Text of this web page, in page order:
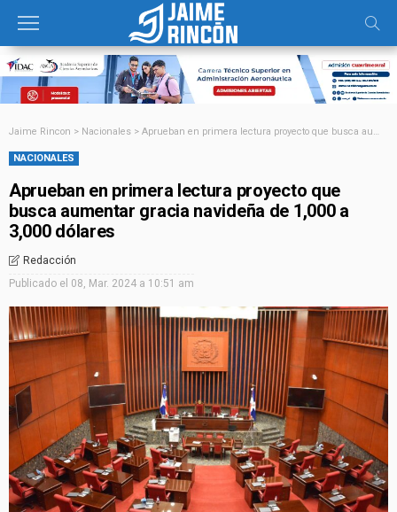
Jaime Rincon > Nacionales > Aprueban en primera lectura proyecto que busca aumentar gracia navideña de 1,000 a 3,000 dólares
NACIONALES
Aprueban en primera lectura proyecto que
busca aumentar gracia navideña de 1,000 a
3,000 dólares
Redacción
Publicado el 08, Mar. 2024 a 10:51 am